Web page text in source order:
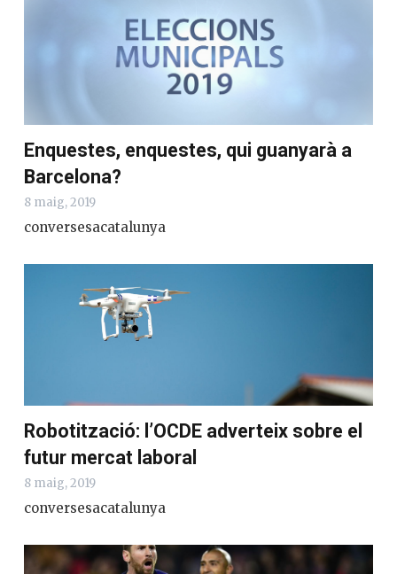
Enquestes, enquestes, qui guanyarà a
Barcelona?
8 maig, 2019
conversesacatalunya
Robotització: l’OCDE adverteix sobre el
futur mercat laboral
8 maig, 2019
conversesacatalunya